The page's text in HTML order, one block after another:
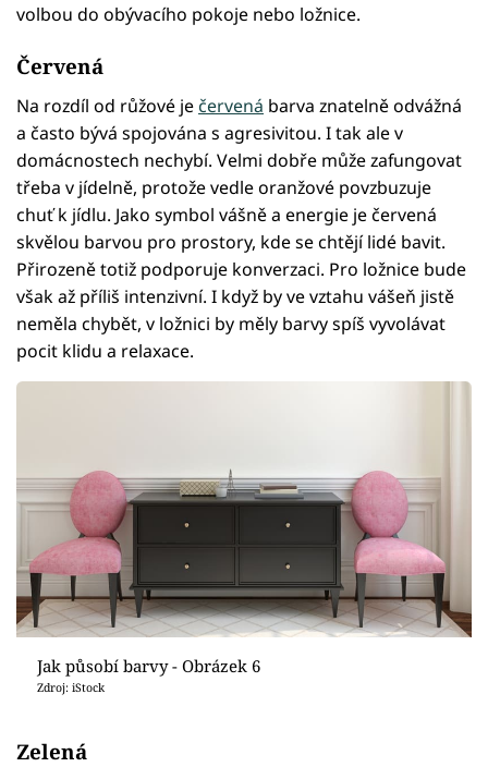
volbou do obývacího pokoje nebo ložnice.
Červená
Na rozdíl od růžové je červená barva znatelně odvážná
a často bývá spojována s agresivitou. I tak ale v
domácnostech nechybí. Velmi dobře může zafungovat
třeba v jídelně, protože vedle oranžové povzbuzuje
chuť k jídlu. Jako symbol vášně a energie je červená
skvělou barvou pro prostory, kde se chtějí lidé bavit.
Přirozeně totiž podporuje konverzaci. Pro ložnice bude
však až příliš intenzivní. I když by ve vztahu vášeň jistě
neměla chybět, v ložnici by měly barvy spíš vyvolávat
pocit klidu a relaxace.
Jak působí barvy - Obrázek 6
Zdroj: iStock
Zelená